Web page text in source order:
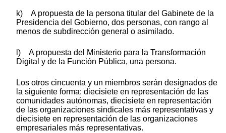
k) A propuesta de la persona titular del Gabinete de la
Presidencia del Gobierno, dos personas, con rango al
menos de subdirección general o asimilado.
l) A propuesta del Ministerio para la Transformación
Digital y de la Función Pública, una persona.
Los otros cincuenta y un miembros serán designados de
la siguiente forma: diecisiete en representación de las
comunidades autónomas, diecisiete en representación
de las organizaciones sindicales más representativas y
diecisiete en representación de las organizaciones
empresariales más representativas.